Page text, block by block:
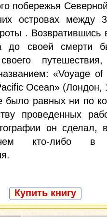
побережья
островах между
. Возвратившись
до своей смерти
«Voyage of
Ocean» (Лондон,
было равных ни по
проведенных
он сделал,
кто-либо в
Купить книгу